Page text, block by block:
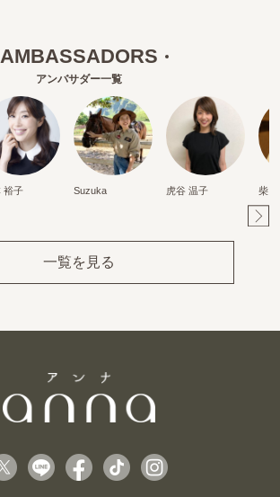
AMBASSADORS
アンバサダー一覧
裕子 Suzuka 虎谷 温子 柴田
一覧を見る